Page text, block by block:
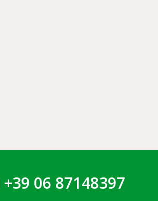
+39 06 87148397